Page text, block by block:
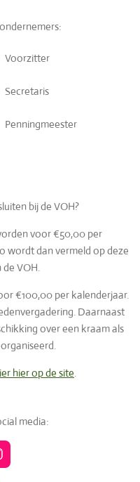
Voorzitter
Secretaris
Penningmeester
bij de VOH?
voor €50,00 per
wordt dan vermeld op deze
VOH.
€100,00 per kalenderjaar.
Daarnaast
over een kraam als
hier op de site.
media: